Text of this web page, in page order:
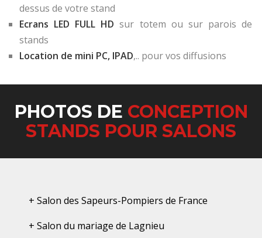
dessus de votre stand
Ecrans LED FULL HD sur totem ou sur parois de
stands
Location de mini PC, IPAD,.. pour vos diffusions
PHOTOS DE CONCEPTION
STANDS POUR SALONS
+ Salon des Sapeurs-Pompiers de France
+ Salon du mariage de Lagnieu